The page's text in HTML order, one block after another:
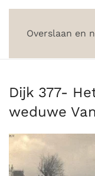
Overslaan en
Dijk 377-
weduwe